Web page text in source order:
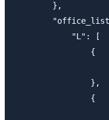
        },
            "L": [
                {
                },
                {